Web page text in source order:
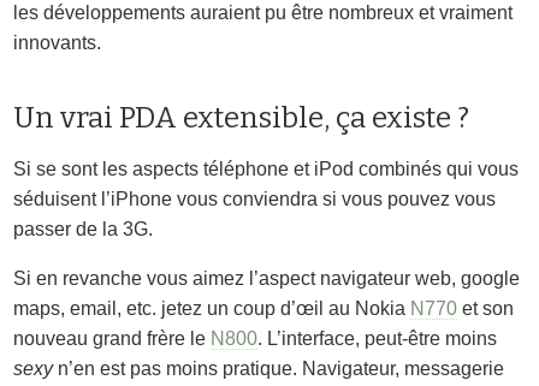
les développements auraient pu être nombreux et vraiment
innovants.
Un vrai PDA extensible, ça existe ?
Si se sont les aspects téléphone et iPod combinés qui vous
séduisent l’iPhone vous conviendra si vous pouvez vous
passer de la 3G.
Si en revanche vous aimez l’aspect navigateur web, google
maps, email, etc. jetez un coup d’œil au Nokia N770 et son
nouveau grand frère le N800. L’interface, peut-être moins
sexyn’en est pas moins pratique. Navigateur, messagerie